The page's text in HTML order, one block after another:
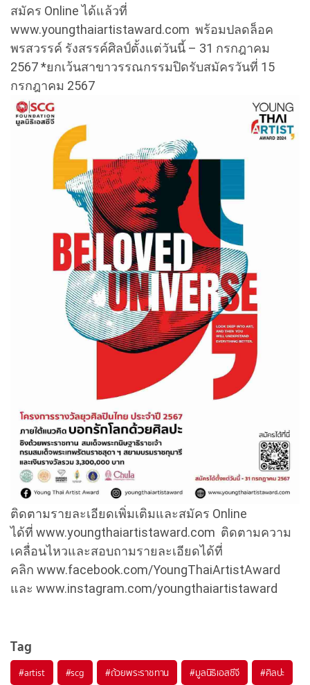
สมัคร Online ได้แล้วที่
www.youngthaiartistaward.com พร้อมปลดล็อค
พรสวรรค์ รังสรรค์ศิลป์ตั้งแต่วันนี้ – 31 กรกฎาคม
2567 *ยกเว้นสาขาวรรณกรรมปิดรับสมัครวันที่ 15
กรกฎาคม 2567
ติดตามรายละเอียดเพิ่มเติมและสมัคร Online
ได้ที่ www.youngthaiartistaward.com ติดตามความ
เคลื่อนไหวและสอบถามรายละเอียดได้ที่
คลิก www.facebook.com/YoungThaiArtistAward
และ www.instagram.com/youngthaiartistaward
Tag
#artist #scg #ถ้วยพระราชทาน #มูลนิธิเอสซีจี #ศิลปะ